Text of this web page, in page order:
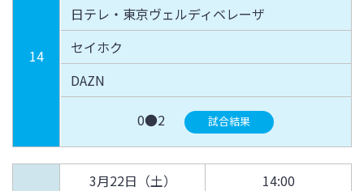
14
日テレ・東京ヴェルディベレーザ
セイホク
DAZN
0●2 試合結果
3月22日（土）
14:00